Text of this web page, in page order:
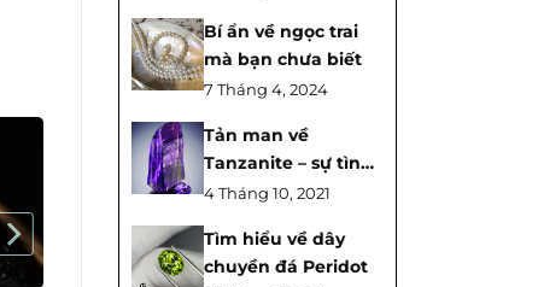
Bí ẩn về ngọc trai
mà bạn chưa biết
7 Tháng 4, 2024
Tản man về
Tanzanite – sự tình
cờ và cái chết bí ẩn.
4 Tháng 10, 2021
Tìm hiểu về dây
chuyền đá Peridot